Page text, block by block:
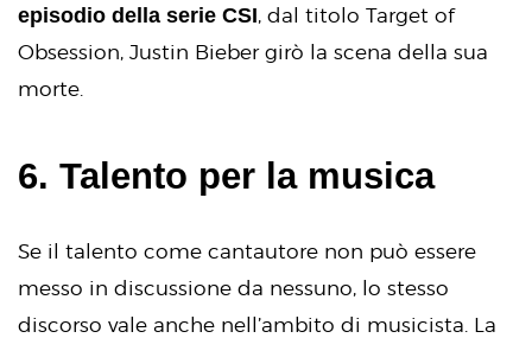
episodio della serie CSI, dal titolo Target of
Obsession, Justin Bieber girò la scena della sua
morte.
6. Talento per la musica
Se il talento come cantautore non può essere
messo in discussione da nessuno, lo stesso
discorso vale anche nell’ambito di musicista. La